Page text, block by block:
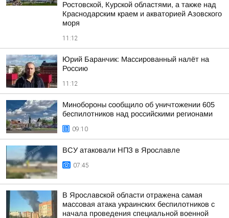
Ростовской, Курской областями, а также над
Краснодарским краем и акваторией Азовского
моря
11:12
Юрий Баранчик: Массированный налёт на
Россию
11:12
Минобороны сообщило об уничтожении 605
беспилотников над российскими регионами
09:10
ВСУ атаковали НПЗ в Ярославле
07:45
В Ярославской области отражена самая
массовая атака украинских беспилотников с
начала проведения специальной военной